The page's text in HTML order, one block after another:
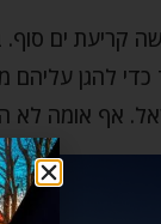
קריעת ים
כדי להגן
אף אומה